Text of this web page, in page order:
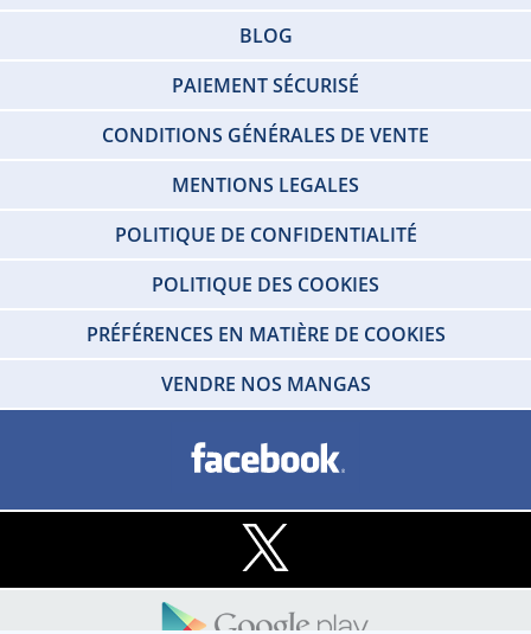
BLOG
PAIEMENT SÉCURISÉ
CONDITIONS GÉNÉRALES DE VENTE
MENTIONS LEGALES
POLITIQUE DE CONFIDENTIALITÉ
POLITIQUE DES COOKIES
PRÉFÉRENCES EN MATIÈRE DE COOKIES
VENDRE NOS MANGAS